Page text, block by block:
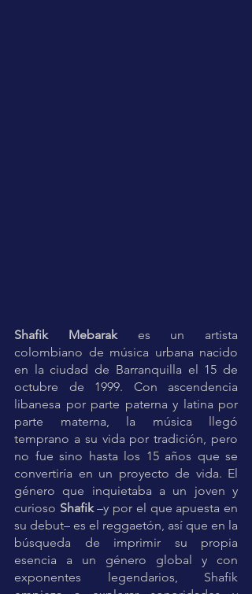
Shafik Mebarak es un artista
colombiano de música urbana nacido
en la ciudad de Barranquilla el 15 de
octubre de 1999. Con ascendencia
libanesa por parte paterna y latina por
parte materna, la música llegó
temprano a su vida por tradición, pero
no fue sino hasta los 15 años que se
convertiría en un proyecto de vida. El
género que inquietaba a un joven y
curioso Shafik –y por el que apuesta en
su debut– es el reggaetón, así que en la
búsqueda de imprimir su propia
esencia a un género global y con
exponentes legendarios, Shafik